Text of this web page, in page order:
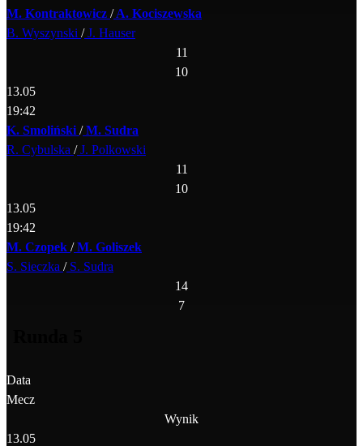
M. Kontraktowicz /A. Kociszewska
B. Wyszynski /J. Hauser
11
10
13.05
19:42
K. Smoliński /M. Sudra
R. Cybulska /J. Polkowski
11
10
13.05
19:42
M. Czopek /M. Goliszek
S. Sieczka /S. Sudra
14
7
Data
Mecz
Wynik
13.05